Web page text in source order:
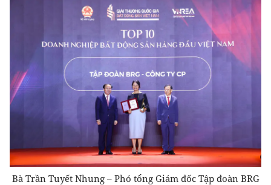
Bà Trần Tuyết Nhung – Phó tổng Giám đốc Tập đoàn BRG